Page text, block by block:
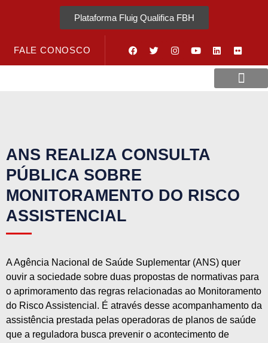
Plataforma Fluig Qualifica FBH
FALE CONOSCO
ANS REALIZA CONSULTA
PÚBLICA SOBRE
MONITORAMENTO DO RISCO
ASSISTENCIAL
A Agência Nacional de Saúde Suplementar (ANS) quer
ouvir a sociedade sobre duas propostas de normativas para
o aprimoramento das regras relacionadas ao Monitoramento
do Risco Assistencial. É através desse acompanhamento da
assistência prestada pelas operadoras de planos de saúde
que a reguladora busca prevenir o acontecimento de